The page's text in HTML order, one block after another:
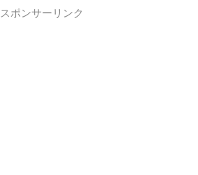
スポンサーリンク